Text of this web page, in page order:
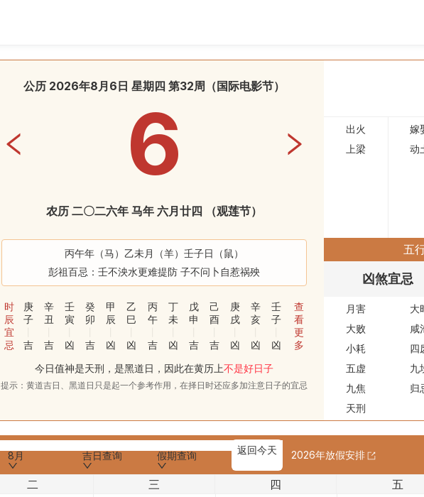
公历 2026年8月6日 星期四 第32周 （ 国际电影节）
6
农历 二〇二六年 马年 六月廿四 （观莲节）
丙午年（马）乙未月（羊）壬子日（鼠）
彭祖百忌：壬不泱水更难提防 子不问卜自惹祸殃
时
辰
宜
忌
庚
子
吉
辛
丑
吉
壬
寅
凶
癸
卯
吉
甲
辰
凶
乙
巳
凶
丙
午
吉
丁
未
凶
戊
申
吉
己
酉
吉
庚
戌
凶
辛
亥
凶
壬
子
凶
查
看
更
多
今日值神是天刑，是黑道日，因此在黄历上不是好日子
提示：黄道吉日、黑道日只是起一个参考作用，在择日时还应多加注意日子的宜忌
出火 嫁
上梁
动
五
凶煞宜忌
月害
大
大败
咸
小耗
四
五虚
九
九焦
归
天刑
8月 吉日查询 假期查询 返回今天 2026年放假安排
二 三 四 五